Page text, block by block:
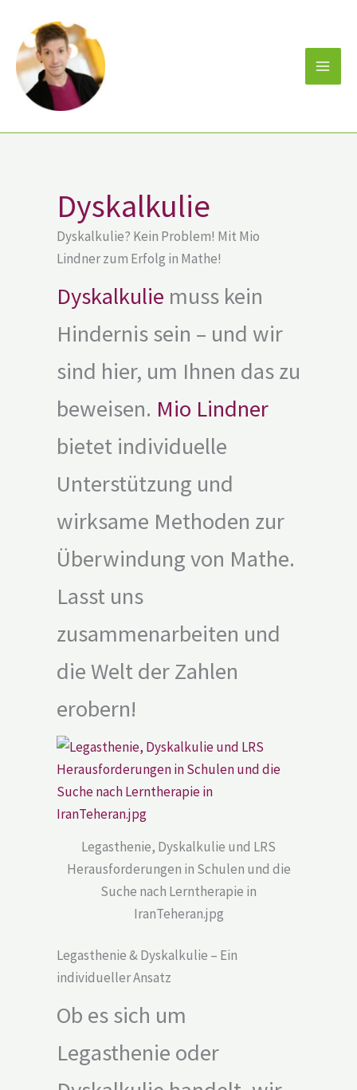
Inhalt
springen
Dyskalkulie
Dyskalkulie? Kein Problem! Mit Mio
Lindner zum Erfolg in Mathe!
Dyskalkulie muss kein
Hindernis sein – und wir
sind hier, um Ihnen das zu
beweisen. Mio Lindner
bietet individuelle
Unterstützung und
wirksame Methoden zur
Überwindung von Mathe.
Lasst uns
zusammenarbeiten und
die Welt der Zahlen
erobern!
Legasthenie, Dyskalkulie und LRS
Herausforderungen in Schulen und die
Suche nach Lerntherapie in
IranTeheran.jpg
Legasthenie & Dyskalkulie – Ein
individueller Ansatz
Ob es sich um
Legasthenie oder